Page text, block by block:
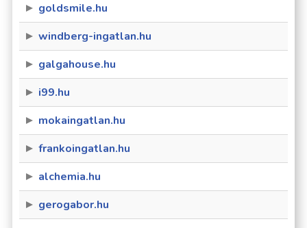
goldsmile.hu
windberg-ingatlan.hu
galgahouse.hu
i99.hu
mokaingatlan.hu
frankoingatlan.hu
alchemia.hu
gerogabor.hu